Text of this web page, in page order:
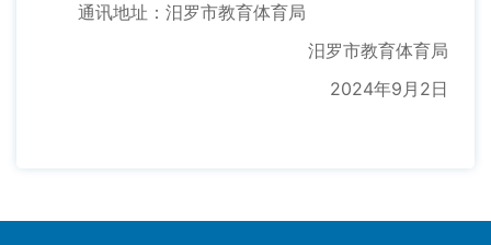
通讯地址：汨罗市教育体育局
汨罗市教育体育局
2024年9月2日